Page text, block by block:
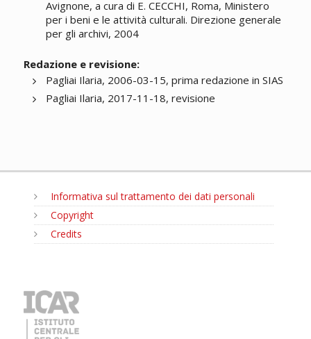
Avignone, a cura di E. CECCHI, Roma, Ministero
per i beni e le attività culturali. Direzione generale
per gli archivi, 2004
Redazione e revisione:
Pagliai Ilaria, 2006-03-15, prima redazione in SIAS
Pagliai Ilaria, 2017-11-18, revisione
Informativa sul trattamento dei dati personali
Copyright
Credits